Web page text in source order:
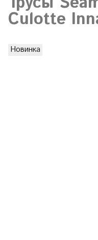
Culotte
Новинка